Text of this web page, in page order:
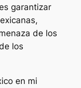
garantizar
de los
los
en mi